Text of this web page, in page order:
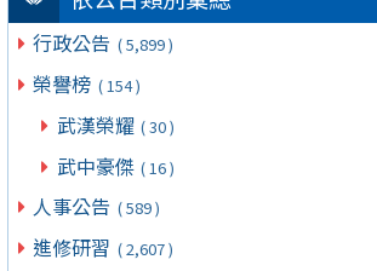
行政公告 ( 5,899 )
榮譽榜 ( 154 )
武漢榮耀 ( 30 )
武中豪傑 ( 16 )
人事公告 ( 589 )
進修研習 ( 2,607 )